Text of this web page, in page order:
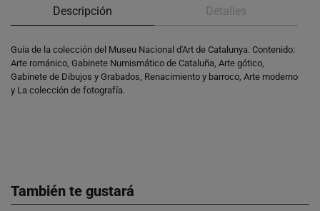
Descripción Detalles
Guía de la colección del Museu Nacional d'Art de Catalunya. Contenido:
Arte románico, Gabinete Numismático de Cataluña, Arte gótico,
Gabinete de Dibujos y Grabados, Renacimiento y barroco, Arte moderno
y La colección de fotografía.
También te gustará